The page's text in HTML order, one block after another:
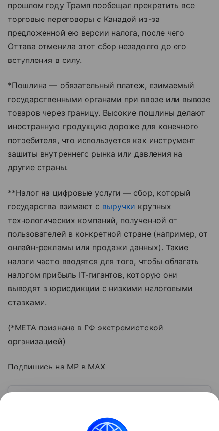
прошлом году Трамп пообещал прекратить все
торговые переговоры с Канадой из-за
предложенной ею версии налога, после чего
Оттава отменила этот сбор незадолго до его
вступления в силу.
*Пошлина — обязательный платеж, взимаемый
государственными органами при ввозе или вывозе
товаров через границу. Высокие пошлины делают
иностранную продукцию дороже для конечного
потребителя, что используется как инструмент
защиты внутреннего рынка или давления на
другие страны.
**Налог на цифровые услуги — сбор, который
государства взимают с выручки крупных
технологических компаний, полученной от
пользователей в конкретной стране (например, от
онлайн-рекламы или продажи данных). Такие
налоги часто вводятся для того, чтобы облагать
налогом прибыль IT-гигантов, которую они
выводят в юрисдикции с низкими налоговыми
ставками.
(*META признана в РФ экстремистской
организацией)
Подпишись на MP в MAX
предпринимателю